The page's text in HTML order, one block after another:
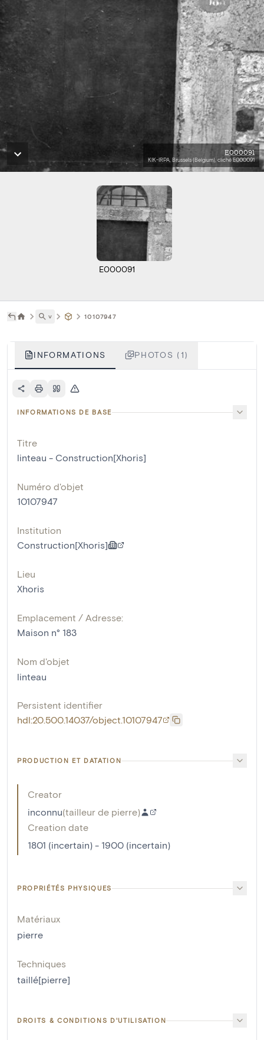
E000091
KIK-IRPA, Brussels (Belgium), cliché E000091
E000091
˅ 10107947
INFORMATIONS PHOTOS (1)
INFORMATIONS DE BASE
Titre
linteau - Construction[Xhoris]
Numéro d'objet
10107947
Institution
Construction[Xhoris]
Lieu
Xhoris
Emplacement / Adresse:
Maison n° 183
Nom d'objet
linteau
Persistent identifier
hdl:20.500.14037/object.10107947
PRODUCTION ET DATATION
Creator
inconnu(tailleur de pierre)
Creation date
1801 (incertain) - 1900 (incertain)
PROPRIÉTÉS PHYSIQUES
Matériaux
pierre
Techniques
taillé[pierre]
DROITS & CONDITIONS D'UTILISATION